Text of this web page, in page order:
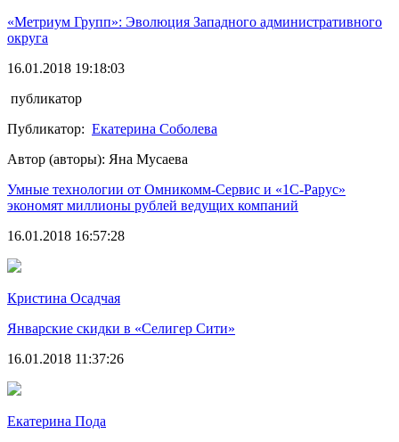
«Метриум Групп»: Эволюция Западного административного
округа
16.01.2018 19:18:03
публикатор
Публикатор: Екатерина Соболева
Автор (авторы): Яна Мусаева
Умные технологии от Омникомм-Сервис и «1С-Рарус»
экономят миллионы рублей ведущих компаний
16.01.2018 16:57:28
Кристина Осадчая
Январские скидки в «Селигер Сити»
16.01.2018 11:37:26
Екатерина Пода